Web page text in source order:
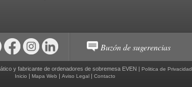
Buzón de sugerencias
y fabricante de ordenadores de sobremesa EVEN | Politica de Privacidad
Inicio | Mapa Web | Aviso Legal| Contacto